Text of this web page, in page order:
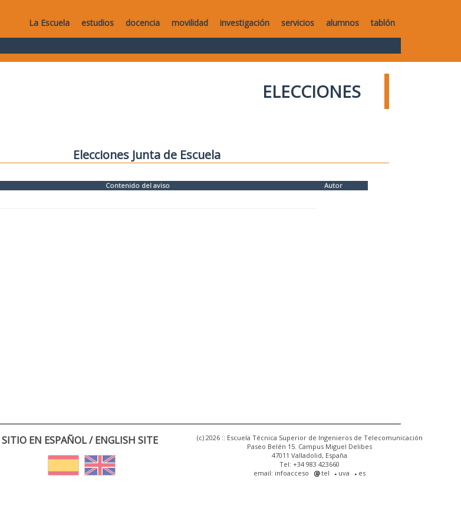
La Escuela estudios docencia movilidad investigación servicios alumnos tablón
ELECCIONES
Elecciones Junta de Escuela
Contenido del aviso Autor
SITIO EN ESPAÑOL / ENGLISH SITE
(c) 2026 :: Escuela Técnica Superior de Ingenieros de Telecomunicación
Paseo Belén 15. Campus Miguel Delibes
47011 Valladolid, España
Tel: +34 983 423660
email: infoacceso
tel uva es